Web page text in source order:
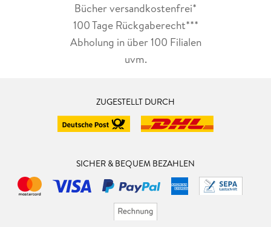
Bücher versandkostenfrei*
100 Tage Rückgaberecht***
Abholung in über 100 Filialen
uvm.
ZUGESTELLT DURCH
SICHER & BEQUEM BEZAHLEN